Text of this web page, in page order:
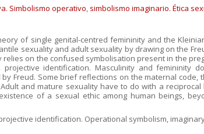
Simbolismo operativo, simbolismo imaginario. Ética
of single genital-centred femininity and the
sexuality and adult sexuality by drawing on the
on the confused symbolisation present in the
identification. Masculinity and femininity
Freud. Some brief reflections on the maternal code,
and mature sexuality have to do with a reciprocal
of a sexual ethic among human beings,
identification. Operational symbolism,